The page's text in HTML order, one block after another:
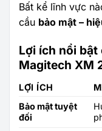
Bất kể lĩnh vực
cầu bảo mật –
Lợi ích nổi
Magitech XM
LỢI ÍCH
Bảo mật tuyệt
đối